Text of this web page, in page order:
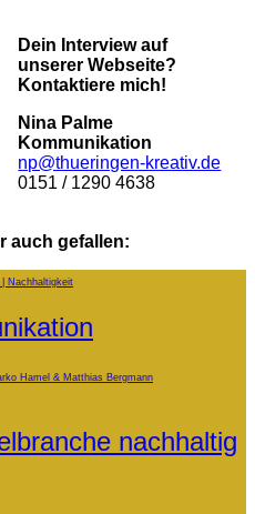
Dein Interview auf
unserer Webseite?
Kontaktiere mich!
Nina Palme
Kommunikation
np@thueringen-kreativ.de
0151 / 1290 4638
auch gefallen:
Nachhaltigkeit
Hamel & Matthias Bergmann
nachhaltig